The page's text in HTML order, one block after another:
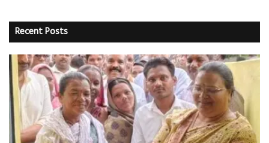
पूजा
-अर्चना
Recent Posts